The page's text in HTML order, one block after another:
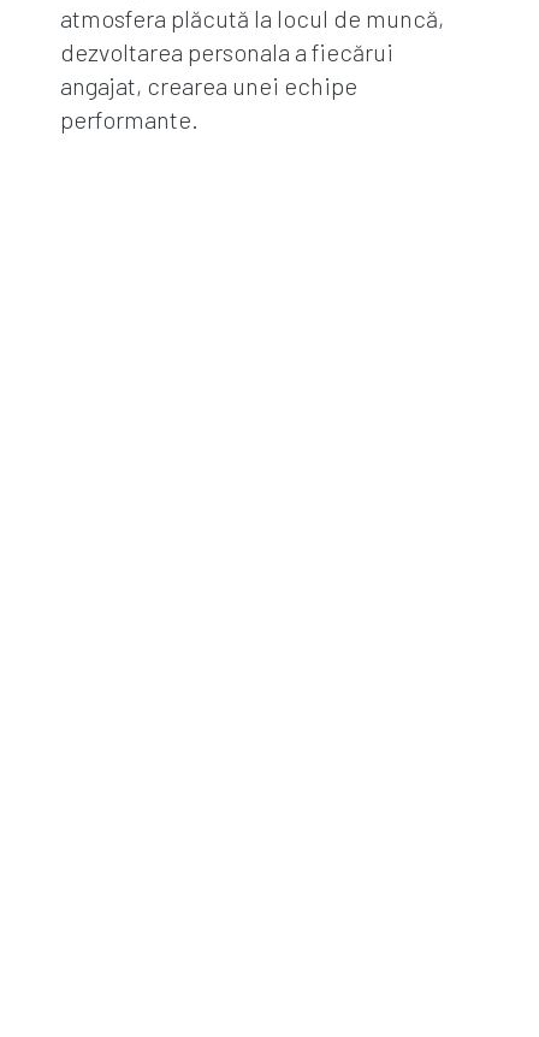
atmosfera plăcută la locul de muncă,
dezvoltarea personala a fiecărui
angajat, crearea unei echipe
performante.